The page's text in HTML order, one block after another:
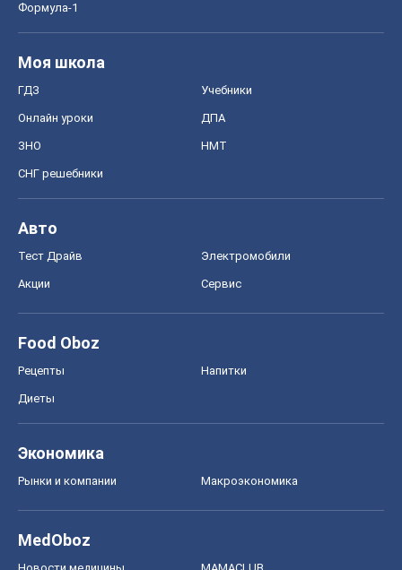
Формула-1
Моя школа
ГДЗ Учебники
Онлайн уроки ДПА
ЗНО НМТ
СНГ решебники
Авто
Тест Драйв Электромобили
Акции Сервис
Food Oboz
Рецепты Напитки
Диеты
Экономика
Рынки и компании Mакроэкономика
MedOboz